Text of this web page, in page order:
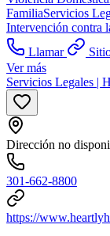
FamiliaServicios
Intervención contra
Llamar
Ver más
Servicios Legales |
Dirección no
301-662-8800
https://